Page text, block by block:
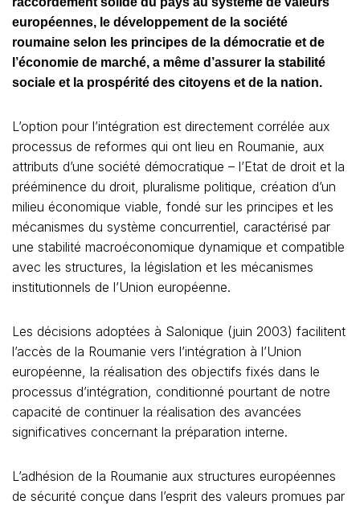
européennes, le développement de la société
roumaine selon les principes de la démocratie et de
l’économie de marché, a même d’assurer la stabilité
sociale et la prospérité des citoyens et de la nation.
L’option pour l’intégration est directement corrélée aux
processus de reformes qui ont lieu en Roumanie, aux
attributs d’une société démocratique – l’Etat de droit et la
prééminence du droit, pluralisme politique, création d’un
milieu économique viable, fondé sur les principes et les
mécanismes du système concurrentiel, caractérisé par
une stabilité macroéconomique dynamique et compatible
avec les structures, la législation et les mécanismes
institutionnels de l’Union européenne.
Les décisions adoptées à Salonique (juin 2003) facilitent
l’accès de la Roumanie vers l’intégration à l’Union
européenne, la réalisation des objectifs fixés dans le
processus d’intégration, conditionné pourtant de notre
capacité de continuer la réalisation des avancées
significatives concernant la préparation interne.
L’adhésion de la Roumanie aux structures européennes
de sécurité conçue dans l’esprit des valeurs promues par